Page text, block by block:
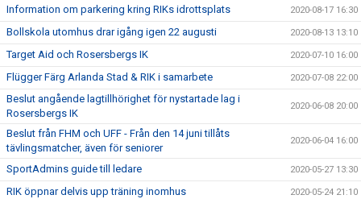
Information om parkering kring RIKs idrottsplats 2020-08-17 16:30
Bollskola utomhus drar igång igen 22 augusti 2020-08-13 13:10
Target Aid och Rosersbergs IK 2020-07-10 16:00
Flügger Färg Arlanda Stad & RIK i samarbete 2020-07-08 22:00
Beslut angående lagtillhörighet för nystartade lag i
Rosersbergs IK
2020-06-08 20:00
Beslut från FHM och UFF - Från den 14 juni tillåts
tävlingsmatcher, även för seniorer
2020-06-04 16:00
SportAdmins guide till ledare 2020-05-27 13:30
RIK öppnar delvis upp träning inomhus 2020-05-24 21:10